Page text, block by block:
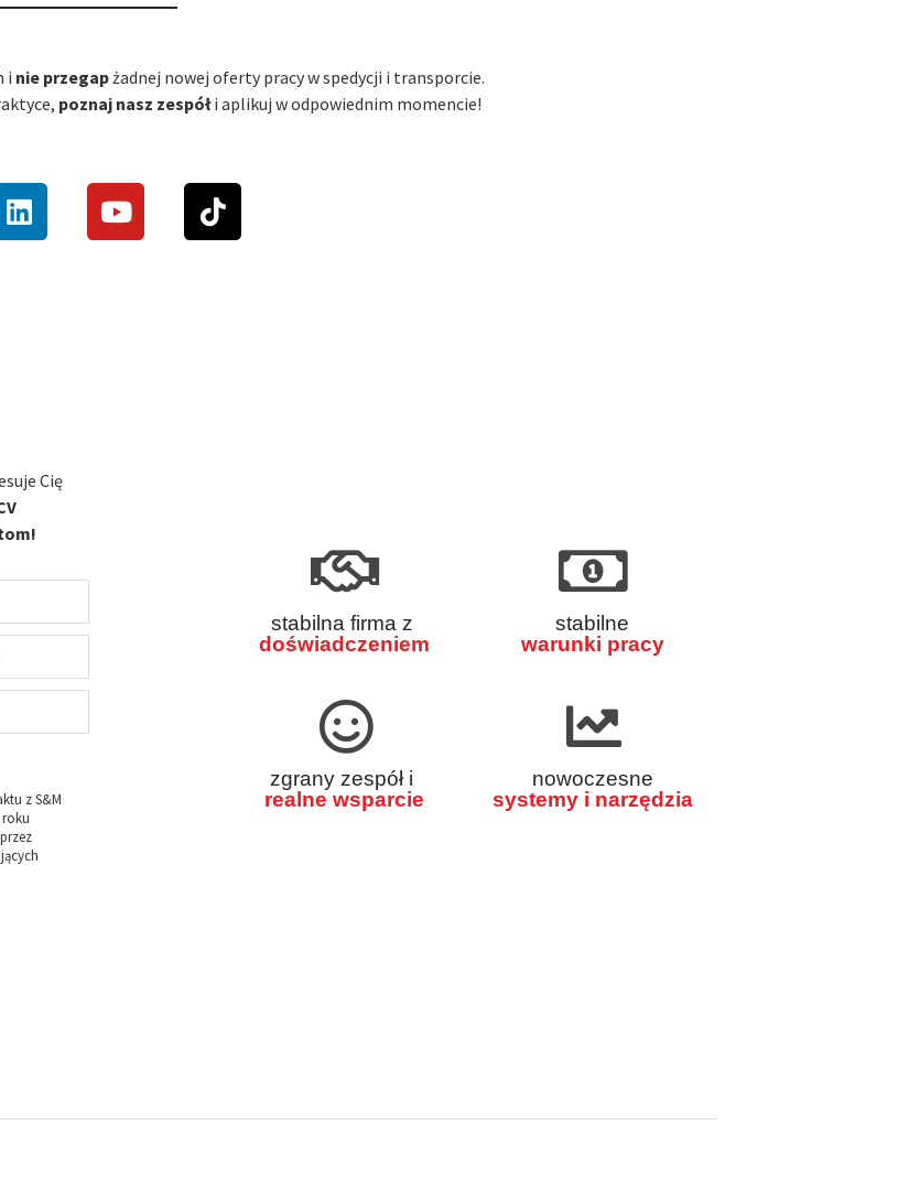
i nie przegapżadnej nowej oferty pracy w spedycji i transporcie.
poznaj nasz zespółi aplikuj w odpowiednim momencie!
Cię
z S&M
stabilna firma z
doświadczeniem
stabilne
warunki pracy
zgrany zespół i
realne wsparcie
nowoczesne
systemy i narzędzia